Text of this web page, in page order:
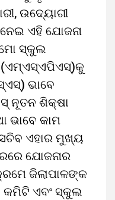
ଉଦ୍ୟୋଗୀ
ଏହି ଯୋଜନା
ମୋ ସ୍କୁଲ
(ଏମ୍‌ଏସ୍‌ଏପିଏସ୍‌)କୁ
ଭାବେ
ନୂତନ ଶିକ୍ଷା
ଭାବେ କାମ
ଏହାର ମୁଖ୍ୟ
ଯୋଜନାର
ଜିଲାପାଳଙ୍କ
କମିଟି ଏବଂ ସ୍କୁଲ